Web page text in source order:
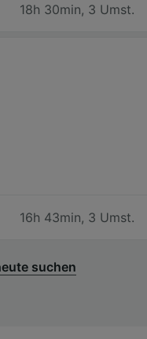
18h 30min, 3 Umst.
16h 43min, 3 Umst.
suchen